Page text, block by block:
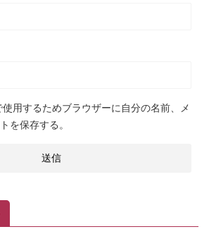
用するためブラウザーに自分の名前、メ
を保存する。